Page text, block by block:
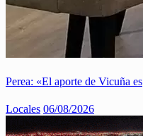
Perea: «El aporte de Vicuña es
Locales 06/08/2026